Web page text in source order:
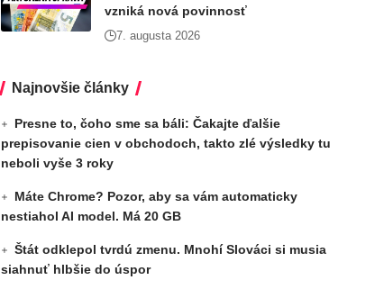
vzniká nová povinnosť
7. augusta 2026
Najnovšie články
Presne to, čoho sme sa báli: Čakajte ďalšie
prepisovanie cien v obchodoch, takto zlé výsledky tu
neboli vyše 3 roky
Máte Chrome? Pozor, aby sa vám automaticky
nestiahol AI model. Má 20 GB
Štát odklepol tvrdú zmenu. Mnohí Slováci si musia
siahnuť hlbšie do úspor